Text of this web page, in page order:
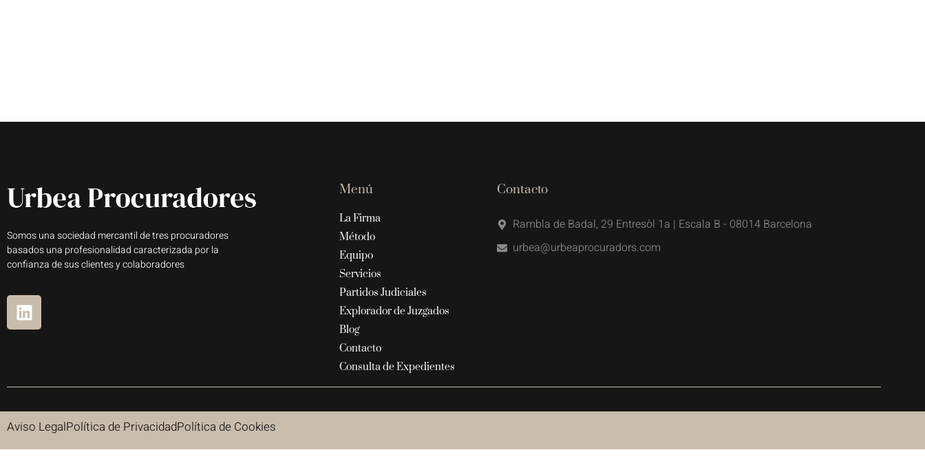
Somos una sociedad mercantil de tres procuradores
basados una profesionalidad caracterizada por la
confianza de sus clientes y colaboradores
Menú
La Firma
Método
Equipo
Servicios
Partidos Judiciales
Explorador de Juzgados
Blog
Contacto
Consulta de Expedientes
Contacto
Rambla de Badal, 29 Entresòl 1a | Escala B - 08014 Barcelona
urbea@urbeaprocuradors.com
Aviso LegalPolítica de PrivacidadPolítica de Cookies